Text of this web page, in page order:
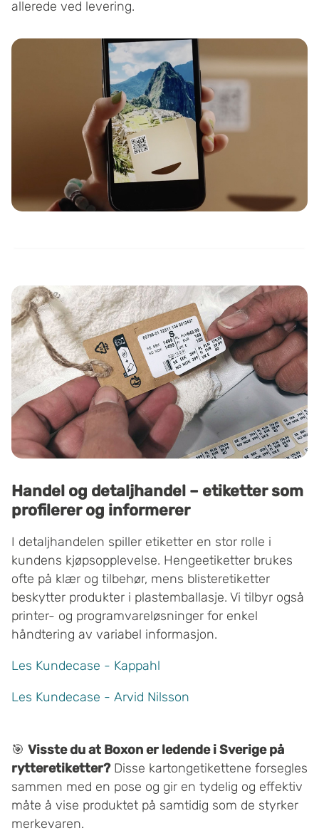
allerede ved levering.
Handel og detaljhandel – etiketter som
profilerer og informerer
I detaljhandelen spiller etiketter en stor rolle i
kundens kjøpsopplevelse. Hengeetiketter brukes
ofte på klær og tilbehør, mens blisteretiketter
beskytter produkter i plastemballasje. Vi tilbyr også
printer- og programvareløsninger for enkel
håndtering av variabel informasjon.
Les Kundecase - Kappahl
Les Kundecase - Arvid Nilsson
🎯 Visste du at Boxon er ledende i Sverige på
rytteretiketter?Disse kartongetikettene forsegles
sammen med en pose og gir en tydelig og effektiv
måte å vise produktet på samtidig som de styrker
merkevaren.